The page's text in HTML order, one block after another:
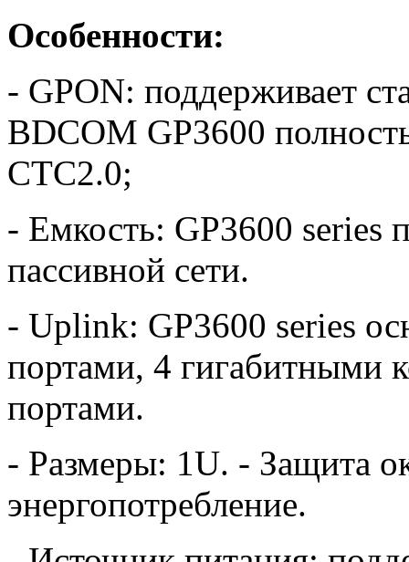
Особенности:
- GPON: поддерживает
BDCOM GP3600
CTC2.0;
- Емкость: GP3600 series
пассивной сети.
- Uplink: GP3600 series
портами, 4 гигабитными
портами.
- Размеры: 1U. - Защита
энергопотребление.